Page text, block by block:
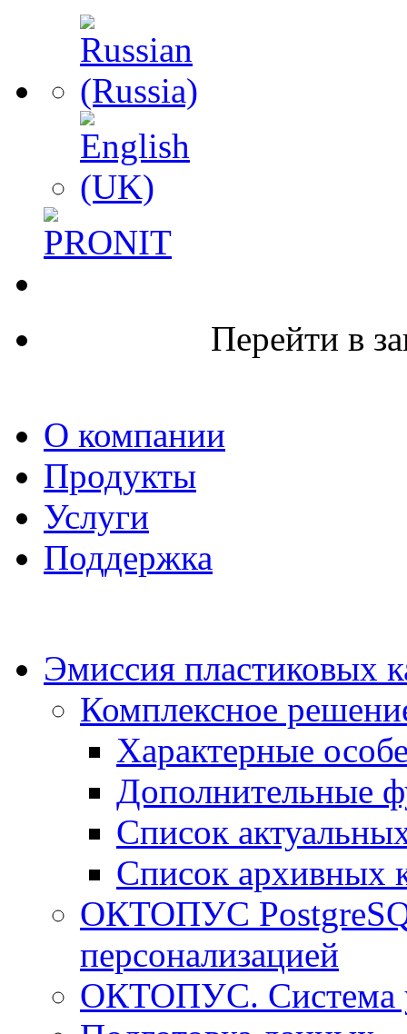
Перейти в
О компании
Продукты
Услуги
Поддержка
Эмиссия пластиковых
Комплексное
Характерные
Дополнительные
Список
Список архивных
ОКТОПУС
персонализацией
ОКТОПУС. Система